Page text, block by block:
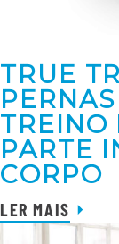
TRUE
TREINO
PARTE
CORPO
LER MAIS